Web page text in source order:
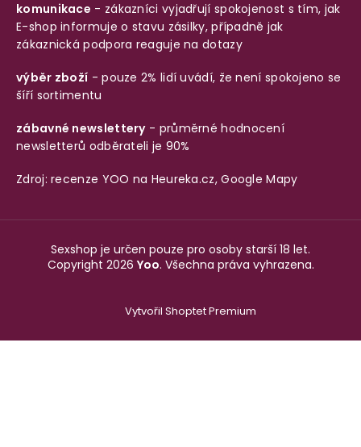
komunikace - zákazníci vyjadřují spokojenost s tím, jak
E-shop informuje o stavu zásilky, případně jak
zákaznická podpora reaguje na dotazy
výběr zboží - pouze 2% lidí uvádí, že není spokojeno se
šíří sortimentu
zábavné newslettery- průměrné hodnocení
newsletterů odběrateli je 90%
Zdroj: recenze YOO na Heureka.cz,Google Mapy
Vytvořil Shoptet Premium
Sexshop je určen pouze pro osoby starší 18 let.
Copyright 2026 Yoo. Všechna práva vyhrazena.